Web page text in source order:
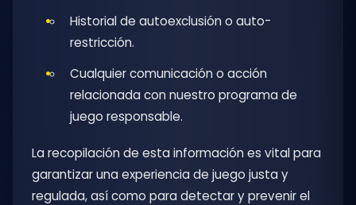
Historial de autoexclusión o auto-
restricción.
Cualquier comunicación o acción
relacionada con nuestro programa de
juego responsable.
La recopilación de esta información es vital para
garantizar una experiencia de juego justa y
regulada, así como para detectar y prevenir el